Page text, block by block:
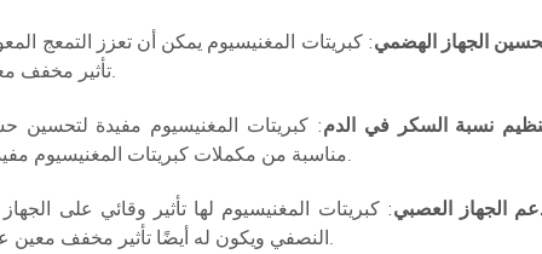
الجهاز الهضمي: كبريتات المغنيسيوم يمكن أن تعزز التمعج
تأثير مخفف معين على حمض المعدة الزائد وقرحة المعدة.
نسبة السكر في الدم: كبريتات المغنيسيوم مفيدة لتحسين
مناسبة من مكملات كبريتات المغنيسيوم مفيدة للسيطرة على مستويات السكر في الدم.
الجهاز العصبي: كبريتات المغنيسيوم لها تأثير وقائي على
النصفي ويكون له أيضًا تأثير مخفف معين على المشاكل العاطفية مثل القلق والاكتئاب.